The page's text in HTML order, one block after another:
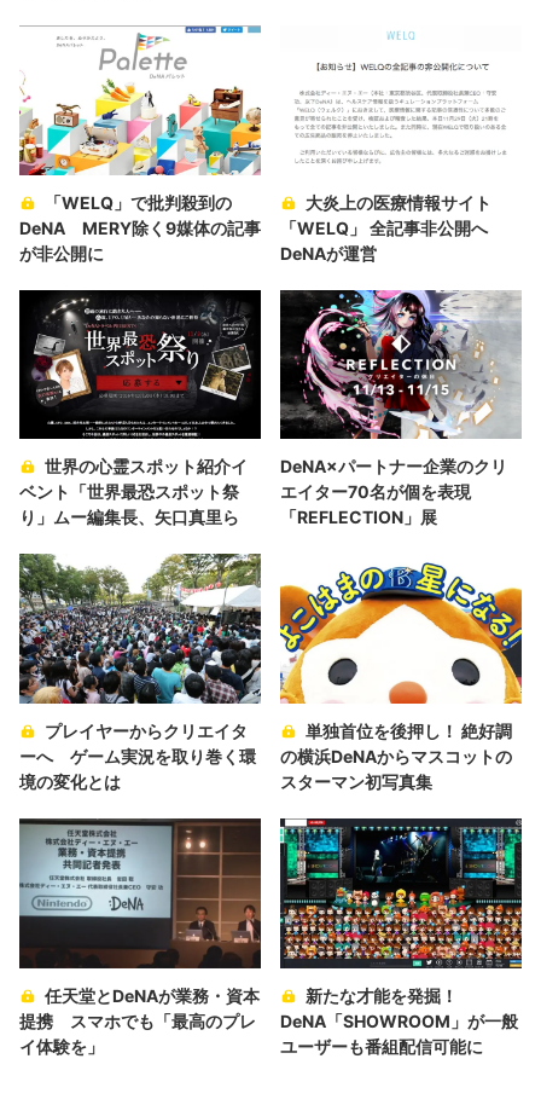
「WELQ」で批判殺到の
DeNA MERY除く9媒体の記事
が非公開に
大炎上の医療情報サイト
「WELQ」 全記事非公開へ
DeNAが運営
世界の心霊スポット紹介イ
ベント「世界最恐スポット祭
り」ムー編集長、矢口真里ら
DeNA×パートナー企業のクリ
エイター70名が個を表現
「REFLECTION」展
プレイヤーからクリエイタ
ーへ ゲーム実況を取り巻く環
境の変化とは
単独首位を後押し！ 絶好調
の横浜DeNAからマスコットの
スターマン初写真集
任天堂とDeNAが業務・資本
提携 スマホでも「最高のプレ
イ体験を」
新たな才能を発掘！
DeNA「SHOWROOM」が一般
ユーザーも番組配信可能に